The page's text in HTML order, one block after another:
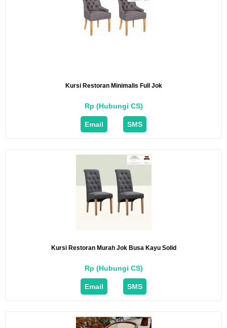
Kursi Restoran Minimalis Full Jok
Rp (Hubungi CS)
Email SMS
Kursi Restoran Murah Jok Busa Kayu Solid
Rp (Hubungi CS)
Email SMS